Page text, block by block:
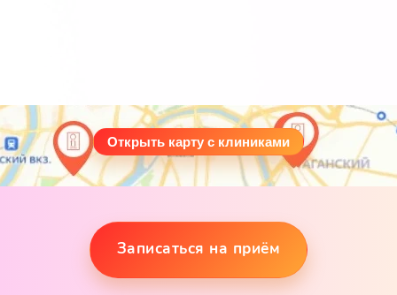
Открыть карту с клиниками
Записаться на приём